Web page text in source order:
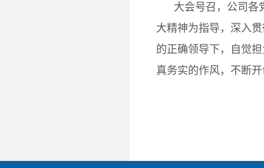
大会号召，公司各
大精神为指导，深入
的正确领导下，自觉
真务实的作风，不断